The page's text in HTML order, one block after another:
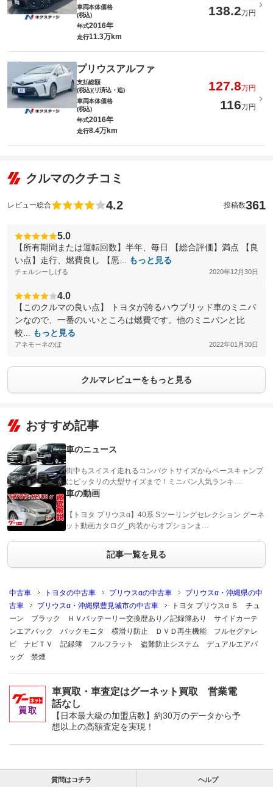
車両本体価格
(税込)
138.2万円
年式2016年
走行11.3万km
プリウスアルファ
支払総額
(税込)(リ済込・追)
127.8万円
車両本体価格
(税込)
116万円
年式2016年
走行8.4万km
クルマのクチコミ
レビュー総合 4.2 投稿数361
5.0
【所有期間または運転回数】半年、毎日 【総合評価】満点 【良
い点】走行、燃費良し 【悪...
もっと見る
チェルシーしげる 2020年12月30日
4.0
【このクルマの良い点】 トヨタが誇るハウブリッド車のミニバ
ンなので、一番のいいところは燃費です。他のミニバンと比
較...
もっと見る
アネモーネのぼ 2022年01月30日
クルマレビューをもっと見る
おすすめ記事
車のニュース
街中もスイスイ走れるコンパクトサイズからベースキャンプ
にピッタリの大型サイズまで！ミニバン人気ランキ…
車の動画
【トヨタ プリウスα】40系 Sツーリングセレクション グーネ
ット動画カタログ_内装からオプションま…
記事一覧を見る
中古車 トヨタの中古車 プリウスαの中古車
プリウスα・沖縄県の中
古車
プリウスα・沖縄県豊見城市の中古車
トヨタ プリウスα Ｓ チュ
ーン ブラック ＨＶバッテーリー交換歴あり／記録簿あり サイドカーテ
ンエアバック バックモニタ 横滑り防止 ＤＶＤ再生機能 フルセグテレ
ビ ナビＴＶ 記録簿 フルフラット 盗難防止システム デュアルエアバ
ッグ 禁煙
車買取・車査定はグーネット買取 営業電
話なし
【日本最大級の加盟店数】約30万のデータから予
想以上の高額査定を実現！
質問はコチラ ヘルプ